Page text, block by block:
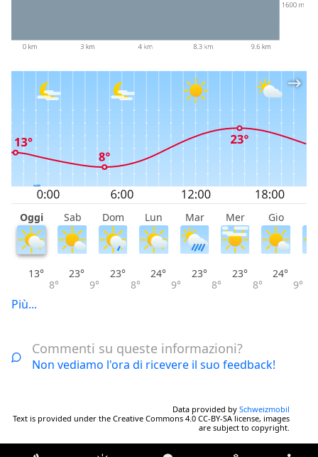
Oggi Sab Dom Lun Mar Mer Gio
13°
8°
23°
9°
23°
8°
24°
9°
23°
8°
23°
8°
24°
9°
Più...
Commenti su queste informazioni?
Non vediamo l'ora di ricevere il suo feedback!
Data provided by Schweizmobil
Text is provided under the Creative Commons 4.0 CC-BY-SA license, images
are subject to copyright.